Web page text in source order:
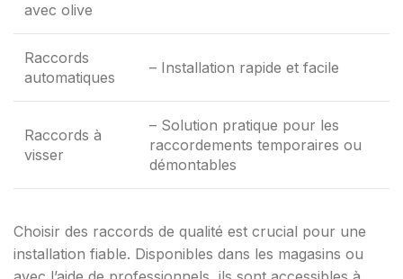
avec olive
Raccords
automatiques
– Installation rapide et facile
Raccords à
visser
– Solution pratique pour les
raccordements temporaires ou
démontables
Choisir des raccords de qualité est crucial pour une
installation fiable. Disponibles dans les magasins ou